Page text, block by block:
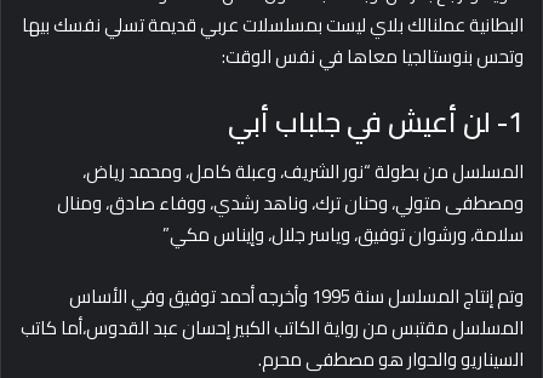
البطانية عملنالك بلاي ليست بمسلسلات عربي قديمة تسلي نفسك بيها
وتحس بنوستالجيا معاها في نفس الوقت:
1- لن أعيش في جلباب أبي
المسلسل من بطولة “نور الشريف، وعبلة كامل، ومحمد رياض،
ومصطفى متولي، وحنان ترك، وناهد رشدي، ووفاء صادق، ومنال
سلامة، ورشوان توفيق، وياسر جلال، وإيناس مكي”
وتم إنتاج المسلسل سنة 1995 وأخرجه أحمد توفيق وفي الأساس
المسلسل مقتبس من رواية الكاتب الكبير إحسان عبد القدوس،أما كاتب
السيناريو والحوار هو مصطفى محرم.